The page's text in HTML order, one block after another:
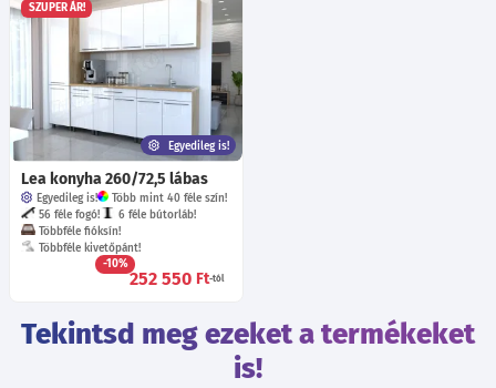
SZUPER ÁR!
Egyedileg is!
Lea konyha 260/72,5 lábas
Egyedileg is!
Több mint 40 féle szín!
56 féle fogó!
6 féle bútorláb!
Többféle fióksín!
Többféle kivetőpánt!
-10%
252 550 Ft-tól
Tekintsd meg ezeket a termékeket
is!